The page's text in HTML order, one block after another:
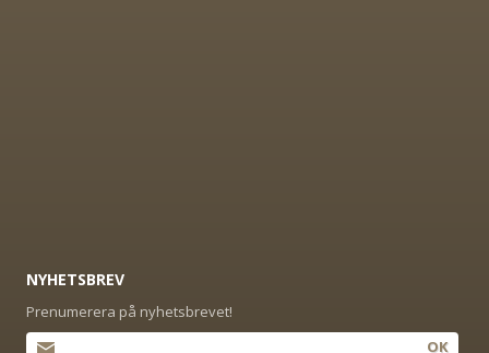
NYHETSBREV
Prenumerera på nyhetsbrevet!
OK